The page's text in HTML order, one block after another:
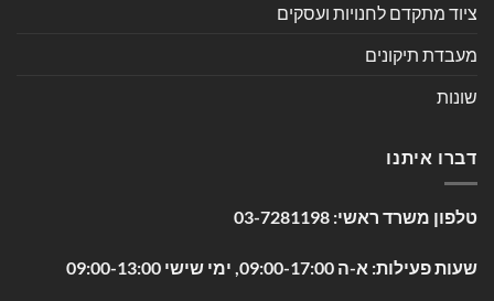
ציוד מתקדם לחנויות ועסקים
מעבדת תיקונים
שונות
דברו איתנו
טלפון משרד ראשי: 03-7281198
שעות פעילות: א-ה 09:00-17:00, ימי שישי 09:00-13:00